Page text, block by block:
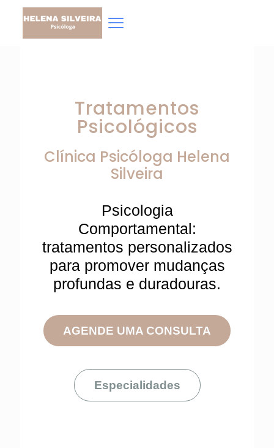
Tratamentos
Psicológicos
Clínica Psicóloga Helena
Silveira
Psicologia
Comportamental:
tratamentos personalizados
para promover mudanças
profundas e duradouras.
AGENDE UMA CONSULTA
Especialidades